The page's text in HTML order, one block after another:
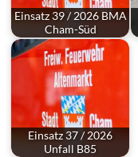
Einsatz 39 / 2026 BMA
Cham-Süd
Einsatz 37 / 2026
Unfall B85